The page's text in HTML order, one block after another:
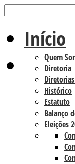
Início
Quem
Diretoria
Histórico
Estatuto
Balanço
Eleições